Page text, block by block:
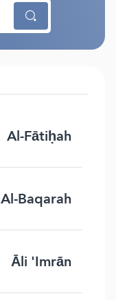
Al-Fātiḥah
Al-Baqarah
Āli 'Imrān